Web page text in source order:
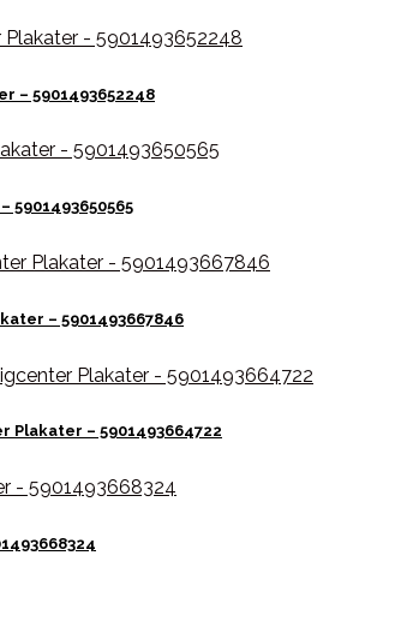
– 5901493652248
5901493650565
– 5901493667846
Plakater – 5901493664722